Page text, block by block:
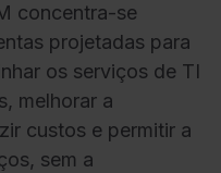
concentra-se
projetadas para
os serviços de TI
melhorar a
custos e permitir a
sem a